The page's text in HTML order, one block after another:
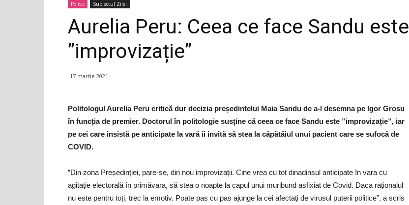
Politic Subiectul Zilei
Aurelia Peru: Ceea ce face Sandu este
”improvizație”
17 martie 2021
Politologul Aurelia Peru critică dur decizia președintelui Maia Sandu de a-l desemna pe Igor Grosu
în funcția de premier. Doctorul în politologie susține că ceea ce face Sandu este ”improvizație”, iar
pe cei care insistă pe anticipate la vară îi invită să stea la căpătâiul unui pacient care se sufocă de
COVID.
”Din zona Președinției, pare-se, din nou improvizații. Cine vrea cu tot dinadinsul anticipate în vara cu
agitație electorală în primăvara, să stea o noapte la capul unui muribund asfixiat de Covid. Daca raționalul
nu este pentru toți, trec la emotiv. Poate pas cu pas ajunge la cei afectați de virusul puterii politice”, a scris